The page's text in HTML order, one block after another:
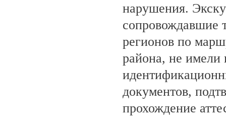
нарушения.
сопровождавшие
регионов по
района, не имели
документов,
прохождение